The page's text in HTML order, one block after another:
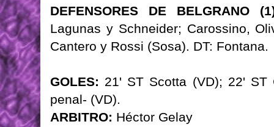
DEFENSORES DE BELGRANO
Lagunas y Schneider; Carossino,
Cantero y Rossi (Sosa). DT: Fontana.
GOLES: 21' ST Scotta (VD); 22'
penal- (VD).
ARBITRO: Héctor Gelay